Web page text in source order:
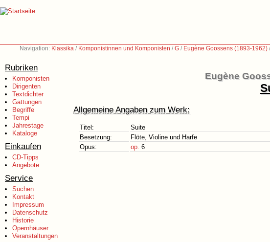
Navigation: Klassika / Komponistinnen und Komponisten /G / Eugène Goossens (1893-1962)
Rubriken
Komponisten
Dirigenten
Textdichter
Gattungen
Begriffe
Tempi
Jahrestage
Kataloge
Einkaufen
CD-Tipps
Angebote
Service
Suchen
Kontakt
Impressum
Datenschutz
Historie
Opernhäuser
Veranstaltungen
Eugène
Allgemeine Angaben zum Werk:
Titel:
Suite
Besetzung:
Flöte, Violine und Harfe
Opus:
op. 6